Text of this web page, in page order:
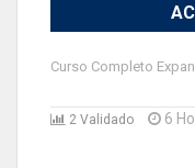
Curso Completo
2 Validado 6